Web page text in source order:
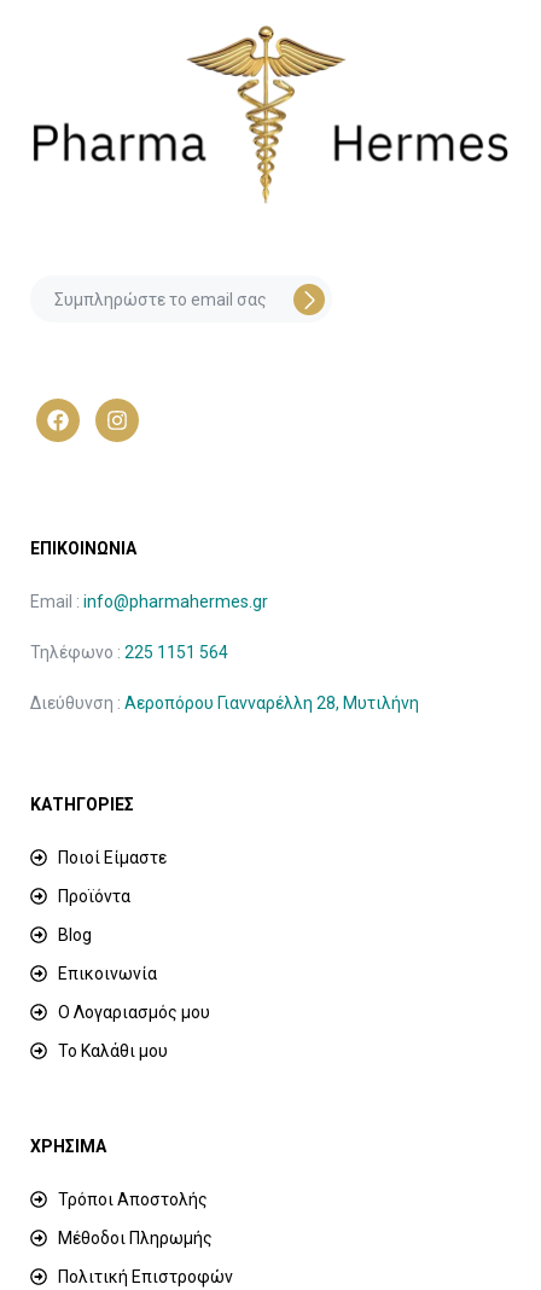
ΕΠΙΚΟΙΝΩΝΙΑ
Email : info@pharmahermes.gr
Τηλέφωνο : 225 1151 564
Διεύθυνση : Αεροπόρου Γιανναρέλλη 28, Μυτιλήνη
ΚΑΤΗΓΟΡΙΕΣ
Ποιοί Είμαστε
Προϊόντα
Blog
Επικοινωνία
Ο Λογαριασμός μου
Το Καλάθι μου
ΧΡΗΣΙΜΑ
Τρόποι Αποστολής
Μέθοδοι Πληρωμής
Πολιτική Επιστροφών